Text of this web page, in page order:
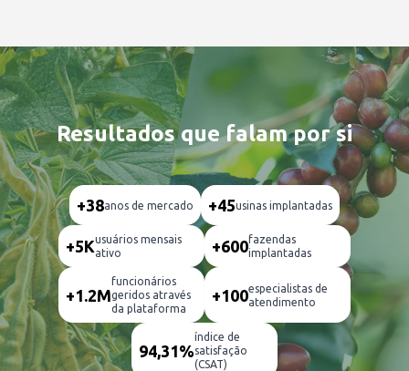
Resultados que falam por si
+38anos de mercado +45usinas implantadas
+5Kusuários mensais
ativo
+600fazendas
implantadas
+1.2M
funcionários
geridos através
da plataforma
+100especialistas de
atendimento
94,31%
índice de
satisfação
(CSAT)